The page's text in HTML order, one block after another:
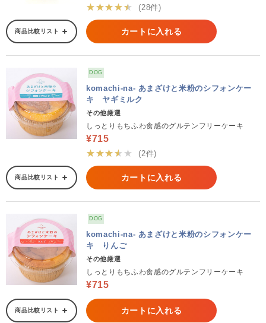
★★★★★
(28件)
商品比較リスト カートに入れる
DOG
komachi-na- あまざけと米粉のシフォンケー
キ ヤギミルク
その他厳選
しっとりもちふわ食感のグルテンフリーケーキ
¥715
★★★★★
(2件)
商品比較リスト カートに入れる
DOG
komachi-na- あまざけと米粉のシフォンケー
キ りんご
その他厳選
しっとりもちふわ食感のグルテンフリーケーキ
¥715
商品比較リスト カートに入れる